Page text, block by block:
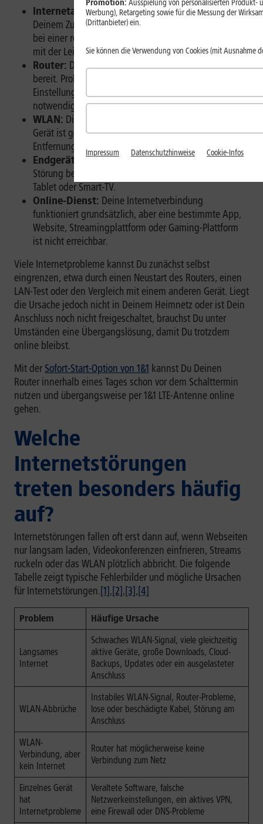
Internetanschluss: Die Störung liegt zwischen
Deinem Zuhause und dem Netz Deines Anbieters, etwa
bei einer regionalen Netzstörung oder einem Problem
mit der Leitung.
Router: Der Router stellt die Verbindung im Heimnetz
bereit. Probleme können zum Beispiel durch falsche
Einstellungen, veraltete Software oder einen
notwendigen Neustart entstehen.
WLAN: Die Funkverbindung zwischen Router und
Gerät ist gestört, etwa durch Wände, eine zu große
Entfernung oder andere Funkquellen.
Endgerät:
Nur ein bestimmtes Gerät ist von einer
Störung betroffen, zum Beispiel Smartphone, Laptop,
Tablet oder Smart-TV.
Online-Dienst: Deine Internetverbindung
funktioniert grundsätzlich, aber eine bestimmte App,
Website, Streamingplattform oder Gaming-Plattform
ist nicht erreichbar.
Viele Internetprobleme kannst Du zunächst selbst
eingrenzen, etwa durch einen Neustart des Routers, einen
LAN-Test oder den Vergleich mit einem anderen Gerät. Liegt
die Ursache jedoch nicht in Deinem Heimnetz oder ist Dein
Anschluss noch nicht freigeschaltet, brauchst Du unter
Umständen eine Übergangslösung, damit Du trotzdem
online bleibst.
Mit der Sofort-Start-Option von 1&1 kannst Du Deinen
Router innerhalb eines Tages schon vor dem Schalttermin
nutzen und übergangsweise per 1&1 LTE-Antenne online
gehen.
Welche
Internetstörungen
treten besonders häufig
auf?
Internetstörungen fallen oft erst dann auf, wenn Webseiten
nur langsam laden, Videokonferenzen einfrieren, Streams
ruckeln oder das WLAN plötzlich abbricht. Die folgende
Tabelle zeigt typische Fehlerbilder und mögliche Ursachen
für Internetstörungen.[1],[2],[3],[4]
Problem Häufige Ursache
Langsames
Internet
Schwaches WLAN-Signal, viele gleichzeitig
aktive Geräte, große Downloads, Cloud-
Backups, Updates oder ein ausgelasteter
Anschluss
WLAN-Abbrüche
Instabiles WLAN-Signal, Router-Probleme,
lose oder beschädigte Kabel, Störung am
Anschluss
WLAN-
Verbindung, aber
kein Internet
Router hat möglicherweise keine
Verbindung zum Netz
Einzelnes Gerät
hat
Internetprobleme
Veraltete Software, falsche
Netzwerkeinstellungen, ein aktives VPN,
eine Firewall oder DNS-Probleme
Promotion: Ausspielung von personalisierten Produkt-
Werbung), Retargeting sowie für die Messung der
(Drittanbieter) ein.
Sie können die Verwendung von Cookies (mit Ausnahme
Impressum Datenschutzhinweise Cookie-Infos